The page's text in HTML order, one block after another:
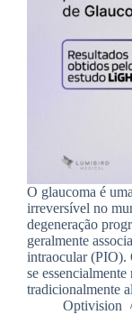
O glaucoma é
irreversível no
degeneração
geralmente
intraocular (PIO).
se
tradicionalmente
Optivision